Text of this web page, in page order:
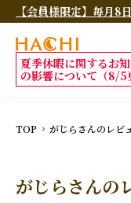
【会員様限定】毎月8
夏季休暇に関するお
の影響について（8/5
TOP がじらさんのレビ
がじらさんの